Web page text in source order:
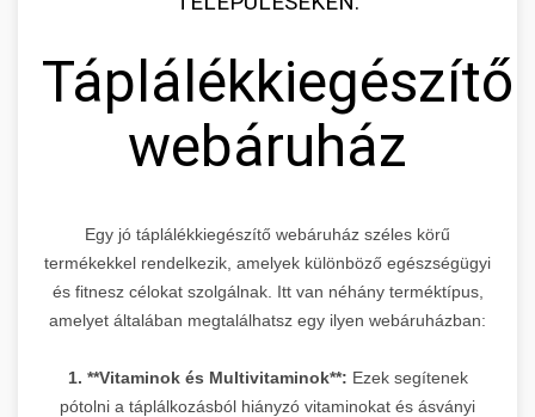
Táplálékkiegészítő
webáruház
Egy jó táplálékkiegészítő webáruház széles körű
termékekkel rendelkezik, amelyek különböző egészségügyi
és fitnesz célokat szolgálnak. Itt van néhány terméktípus,
amelyet általában megtalálhatsz egy ilyen webáruházban:
1. **Vitaminok és Multivitaminok**: Ezek segítenek
pótolni a táplálkozásból hiányzó vitaminokat és ásványi